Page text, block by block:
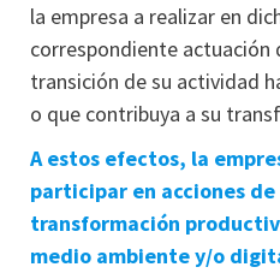
la empresa a realizar en
correspondiente actuación
transición de su actividad
o que contribuya a su
A estos efectos, la
participar en acciones
transformación
medio ambiente y/o